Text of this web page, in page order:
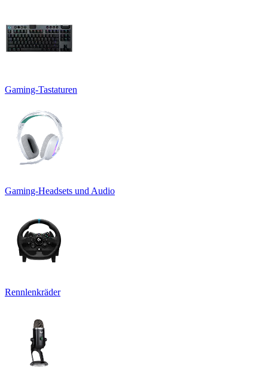
Gaming-Tastaturen
Gaming-Headsets und Audio
Rennlenkräder